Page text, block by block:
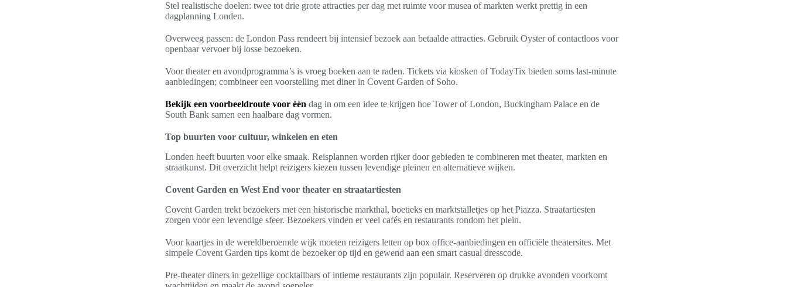
Stel realistische doelen: twee tot drie grote attracties per dag met ruimte voor musea of markten werkt prettig in een
dagplanning Londen.
Overweeg passen: de London Pass rendeert bij intensief bezoek aan betaalde attracties. Gebruik Oyster of contactloos voor
openbaar vervoer bij losse bezoeken.
Voor theater en avondprogramma’s is vroeg boeken aan te raden. Tickets via kiosken of TodayTix bieden soms last-minute
aanbiedingen; combineer een voorstelling met diner in Covent Garden of Soho.
Bekijk een voorbeeldroute voor één dag in om een idee te krijgen hoe Tower of London, Buckingham Palace en de
South Bank samen een haalbare dag vormen.
Top buurten voor cultuur, winkelen en eten
Londen heeft buurten voor elke smaak. Reisplannen worden rijker door gebieden te combineren met theater, markten en
straatkunst. Dit overzicht helpt reizigers kiezen tussen levendige pleinen en alternatieve wijken.
Covent Garden en West End voor theater en straatartiesten
Covent Garden trekt bezoekers met een historische markthal, boetieks en marktstalletjes op het Piazza. Straatartiesten
zorgen voor een levendige sfeer. Bezoekers vinden er veel cafés en restaurants rondom het plein.
Voor kaartjes in de wereldberoemde wijk moeten reizigers letten op box office-aanbiedingen en officiële theatersites. Met
simpele Covent Garden tips komt de bezoeker op tijd en gewend aan een smart casual dresscode.
Pre-theater diners in gezellige cocktailbars of intieme restaurants zijn populair. Reserveren op drukke avonden voorkomt